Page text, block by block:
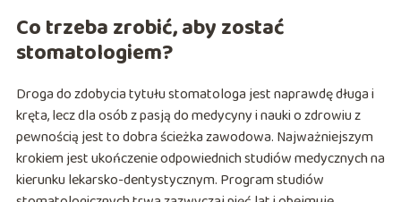
Co trzeba zrobić, aby zostać
stomatologiem?
Droga do zdobycia tytułu stomatologa jest naprawdę długa i
kręta, lecz dla osób z pasją do medycyny i nauki o zdrowiu z
pewnością jest to dobra ścieżka zawodowa. Najważniejszym
krokiem jest ukończenie odpowiednich studiów medycznych na
kierunku lekarsko-dentystycznym. Program studiów